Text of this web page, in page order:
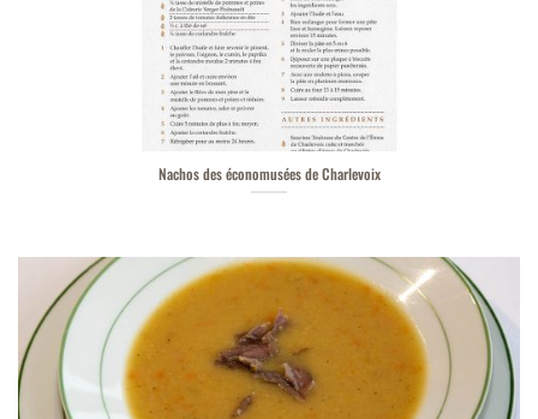
Nachos des économusées de Charlevoix